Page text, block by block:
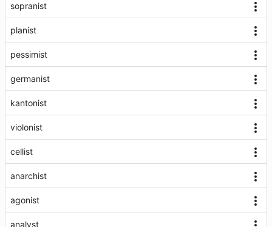
sopranist
planist
pessimist
germanist
kantonist
violonist
cellist
anarchist
agonist
analyst